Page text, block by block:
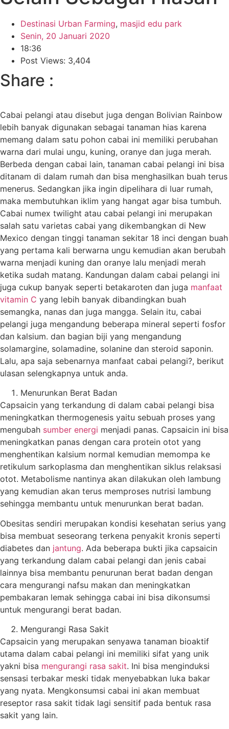
Destinasi Urban Farming, masjid edu park
Senin, 20 Januari 2020
18:36
Post Views: 3,404
Share :
Cabai pelangi atau disebut juga dengan Bolivian Rainbow
lebih banyak digunakan sebagai tanaman hias karena
memang dalam satu pohon cabai ini memiliki perubahan
warna dari mulai ungu, kuning, oranye dan juga merah.
Berbeda dengan cabai lain, tanaman cabai pelangi ini bisa
ditanam di dalam rumah dan bisa menghasilkan buah terus
menerus. Sedangkan jika ingin dipelihara di luar rumah,
maka membutuhkan iklim yang hangat agar bisa tumbuh.
Cabai numex twilight atau cabai pelangi ini merupakan
salah satu varietas cabai yang dikembangkan di New
Mexico dengan tinggi tanaman sekitar 18 inci dengan buah
yang pertama kali berwarna ungu kemudian akan berubah
warna menjadi kuning dan oranye lalu menjadi merah
ketika sudah matang. Kandungan dalam cabai pelangi ini
juga cukup banyak seperti betakaroten dan juga manfaat
vitamin C yang lebih banyak dibandingkan buah
semangka, nanas dan juga mangga. Selain itu, cabai
pelangi juga mengandung beberapa mineral seperti fosfor
dan kalsium. dan bagian biji yang mengandung
solamargine, solamadine, solanine dan steroid saponin.
Lalu, apa saja sebenarnya manfaat cabai pelangi?, berikut
ulasan selengkapnya untuk anda.
Menurunkan Berat Badan
Capsaicin yang terkandung di dalam cabai pelangi bisa
meningkatkan thermogenesis yaitu sebuah proses yang
mengubah sumber energi menjadi panas. Capsaicin ini bisa
meningkatkan panas dengan cara protein otot yang
menghentikan kalsium normal kemudian memompa ke
retikulum sarkoplasma dan menghentikan siklus relaksasi
otot. Metabolisme nantinya akan dilakukan oleh lambung
yang kemudian akan terus memproses nutrisi lambung
sehingga membantu untuk menurunkan berat badan.
Obesitas sendiri merupakan kondisi kesehatan serius yang
bisa membuat seseorang terkena penyakit kronis seperti
diabetes dan jantung. Ada beberapa bukti jika capsaicin
yang terkandung dalam cabai pelangi dan jenis cabai
lainnya bisa membantu penurunan berat badan dengan
cara mengurangi nafsu makan dan meningkatkan
pembakaran lemak sehingga cabai ini bisa dikonsumsi
untuk mengurangi berat badan.
Mengurangi Rasa Sakit
Capsaicin yang merupakan senyawa tanaman bioaktif
utama dalam cabai pelangi ini memiliki sifat yang unik
yakni bisa mengurangi rasa sakit. Ini bisa menginduksi
sensasi terbakar meski tidak menyebabkan luka bakar
yang nyata. Mengkonsumsi cabai ini akan membuat
reseptor rasa sakit tidak lagi sensitif pada bentuk rasa
sakit yang lain.